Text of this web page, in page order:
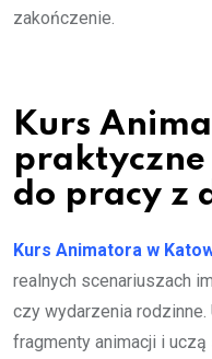
zakończenie.
Kurs
do pracy z
Kurs Animatora w
realnych scenariuszach
czy wydarzenia
fragmenty animacji i